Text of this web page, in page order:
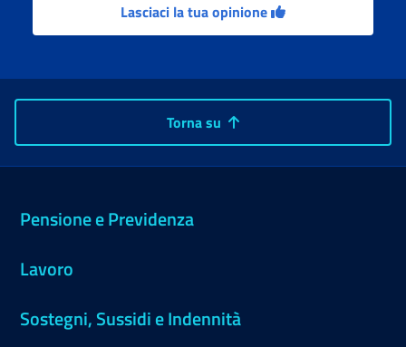
Lasciaci la tua opinione
Torna su
Pensione e Previdenza
Lavoro
Sostegni, Sussidi e Indennità